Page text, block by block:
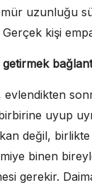
uzunluğu
kişi
uyup
değil,
binen
gerekir.